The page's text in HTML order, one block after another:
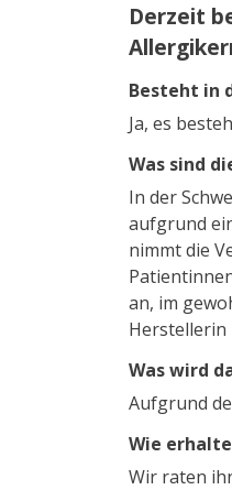
Derzeit
Besteht in
Ja, es
Was sind
In der
aufgrund
nimmt die
an, im
Herstellerin
Was wird
Aufgrund
Wie
Wir raten